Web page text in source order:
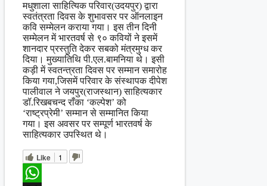
मधुशाला साहित्यिक परिवार(उदयपुर) द्वारा
स्वतंत्रता दिवस के शुभावसर पर ऑनलाइन
कवि सम्मेलन कराया गया। इस तीन दिनी
सम्मेलन में भारतवर्ष से ९० कवियों ने इसमें
शानदार प्रस्तुति देकर सबको मंत्रमुग्ध कर
दिया। मुख्यातिथि पी.एल.बामनिया थे। इसी
कड़ी में स्वतन्त्रता दिवस पर सम्मान समारोह
किया गया,जिसमें परिवार के संस्थापक दीपेश
पालीवाल ने जयपुर(राजस्थान) साहित्यकार
डॉ.रिखबचन्द राँका ‘कल्पेश’ को
‘राष्ट्रप्रेमी’ सम्मान से सम्मानित किया
गया। इस अवसर पर सम्पूर्ण भारतवर्ष के
साहित्यकार उपस्थित थे।
Like 1